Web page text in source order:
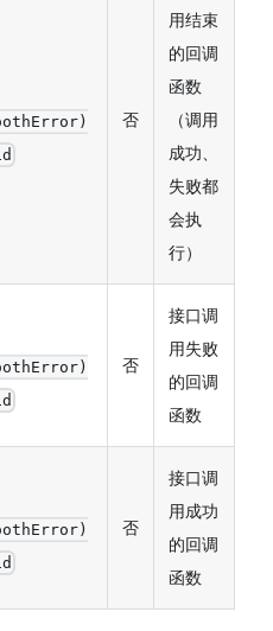
否
用结束
的回调
函数
（调用
成功、
失败都
会执
行）
否
接口调
用失败
的回调
函数
否
接口调
用成功
的回调
函数